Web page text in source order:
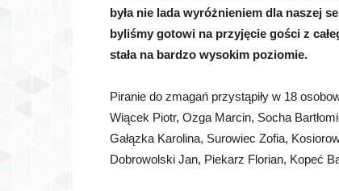
była nie lada wyróżnieniem dla naszej
byliśmy gotowi na przyjęcie gości z
stała na bardzo wysokim poziomie.
Piranie do zmagań przystąpiły w 18
Wiącek Piotr, Ozga Marcin, Socha
Gałązka Karolina, Surowiec Zofia,
Dobrowolski Jan, Piekarz Florian, Kopeć